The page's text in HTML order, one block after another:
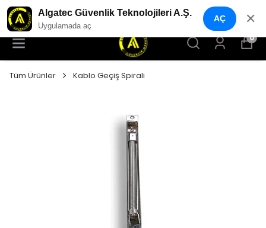
YENI NESIL GÜVENLIK GEÇIŞ SISTEMLERI
0
Tüm Ürünler Kablo Geçiş Spirali
Algatec Güvenlik Teknolojileri A.Ş.
Uygulamada aç
AÇ ✕